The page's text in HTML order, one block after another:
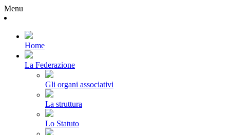
Menu
Home
La Federazione
Gli organi associativi
La struttura
Lo Statuto